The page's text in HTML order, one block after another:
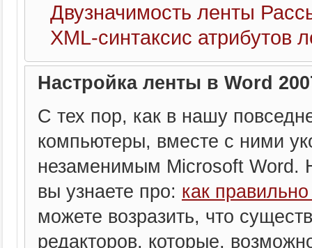
Двузначимость ленты
XML-синтаксис атрибутов
Настройка ленты в Word
С тех пор, как в нашу
компьютеры, вместе с ними
незаменимым Microsoft Word.
вы узнаете про: как
можете возразить, что
редакторов, которые,